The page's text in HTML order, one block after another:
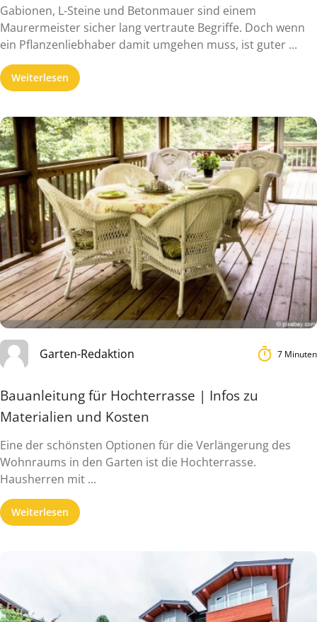
Gabionen, L-Steine und Betonmauer sind einem
Maurermeister sicher lang vertraute Begriffe. Doch wenn
ein Pflanzenliebhaber damit umgehen muss, ist guter ...
Weiterlesen
Garten-Redaktion 7 Minuten
Bauanleitung für Hochterrasse | Infos zu
Materialien und Kosten
Eine der schönsten Optionen für die Verlängerung des
Wohnraums in den Garten ist die Hochterrasse.
Hausherren mit ...
Weiterlesen